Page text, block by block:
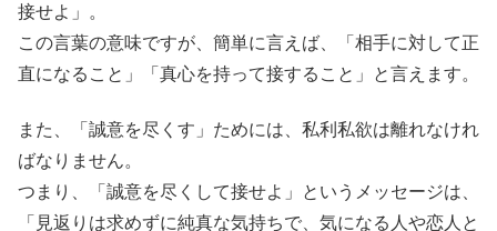
接せよ」。
この言葉の意味ですが、簡単に言えば、「相手に対して正
直になること」「真心を持って接すること」と言えます。
また、「誠意を尽くす」ためには、私利私欲は離れなけれ
ばなりません。
つまり、「誠意を尽くして接せよ」というメッセージは、
「見返りは求めずに純真な気持ちで、気になる人や恋人と